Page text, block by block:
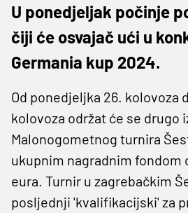
U ponedjeljak počinje
čiji će osvajač ući u
Germania kup 2024.
Od ponedjeljka 26. kolovoza
kolovoza održat će se drugo
Malonogometnog turnira
ukupnim nagradnim fondom
eura. Turnir u zagrebačkim
posljednji 'kvalifikacijski' za